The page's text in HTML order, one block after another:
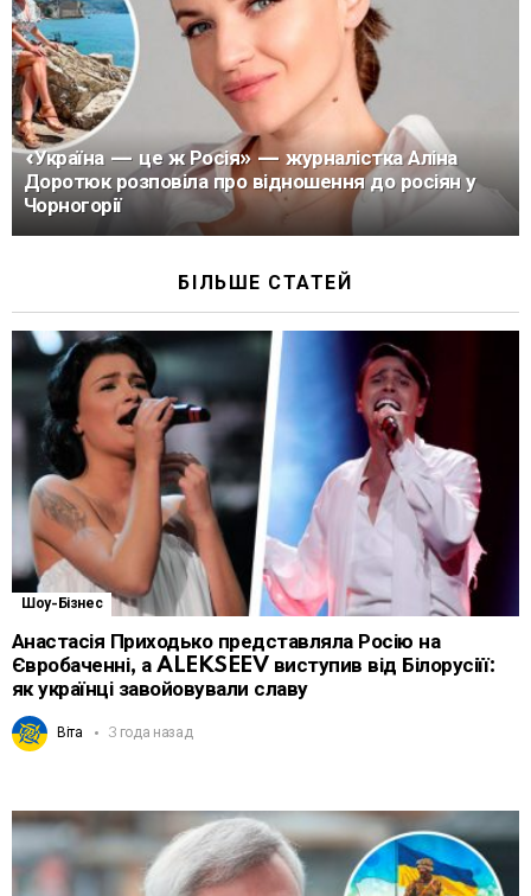
«Україна — це ж Росія» — журналістка Аліна
Доротюк розповіла про відношення до росіян у
Чорногорії
БІЛЬШЕ СТАТЕЙ
Шоу-Бізнес
Анастасія Приходько представляла Росію на
Євробаченні, а ALEKSEEV виступив від Білорусіїї:
як українці завойовували славу
Віта 3 года назад